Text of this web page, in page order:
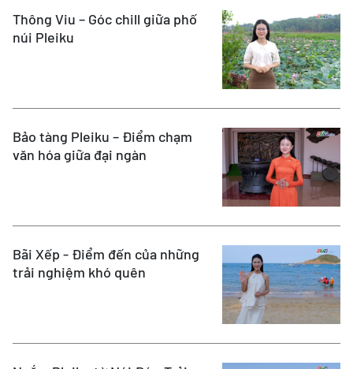
Thông Viu – Góc chill giữa phố
núi Pleiku
Bảo tàng Pleiku – Điểm chạm
văn hóa giữa đại ngàn
Bãi Xếp - Điểm đến của những
trải nghiệm khó quên